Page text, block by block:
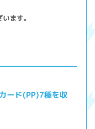
ます。
ード(PP)7種を収